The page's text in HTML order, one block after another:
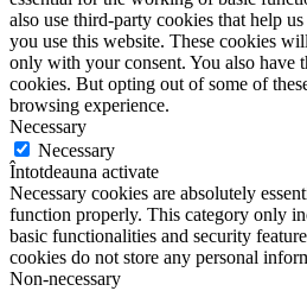
also use third-party cookies that help
you use this website. These cookies
only with your consent. You also have
cookies. But opting out of some of
browsing experience.
Necessary
Necessary
Întotdeauna activate
Necessary cookies are absolutely
function properly. This category only
basic functionalities and security
cookies do not store any personal
Non-necessary